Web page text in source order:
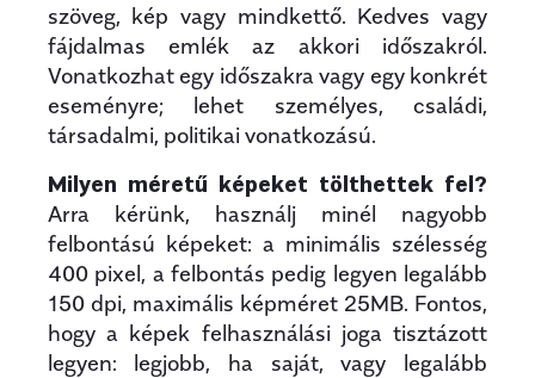
szöveg, kép vagy mindkettő. Kedves vagy
fájdalmas emlék az akkori időszakról.
Vonatkozhat egy időszakra vagy egy konkrét
eseményre; lehet személyes, családi,
társadalmi, politikai vonatkozású.
Milyen méretű képeket tölthettek fel?
Arra kérünk, használj minél nagyobb
felbontású képeket: a minimális szélesség
400 pixel, a felbontás pedig legyen legalább
150 dpi, maximális képméret 25MB. Fontos,
hogy a képek felhasználási joga tisztázott
legyen: legjobb, ha saját, vagy legalább